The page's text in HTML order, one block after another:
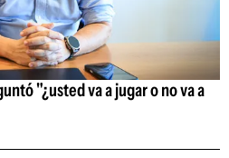
"¿usted va a jugar o no va a